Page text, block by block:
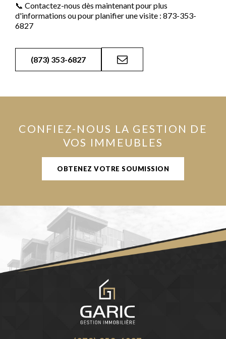
📞 Contactez-nous dès maintenant pour plus
d'informations ou pour planifier une visite : 873-353-
6827
(873) 353-6827
CONFIEZ-NOUS LA GESTION DE
VOS IMMEUBLES
OBTENEZ VOTRE SOUMISSION